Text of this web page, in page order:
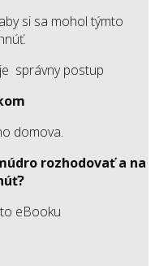
si sa mohol týmto
správny postup
domova.
rozhodovať a na
eBooku